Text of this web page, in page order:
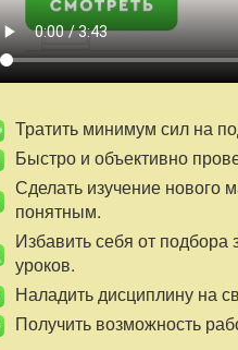
Тратить минимум сил на
Быстро и объективно
Сделать изучение нового
понятным.
Избавить себя от подбора
уроков.
Наладить дисциплину на
Получить возможность